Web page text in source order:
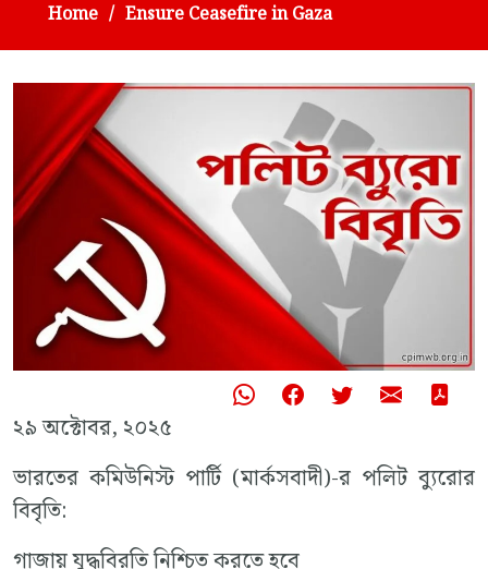
Home Ensure Ceasefire in Gaza
২৯ অক্টোবর, ২০২৫
ভারতের কমিউনিস্ট পার্টি (মার্কসবাদী)-র পলিট ব্যুরোর
বিবৃতি:
গাজায় যুদ্ধবিরতি নিশ্চিত করতে হবে